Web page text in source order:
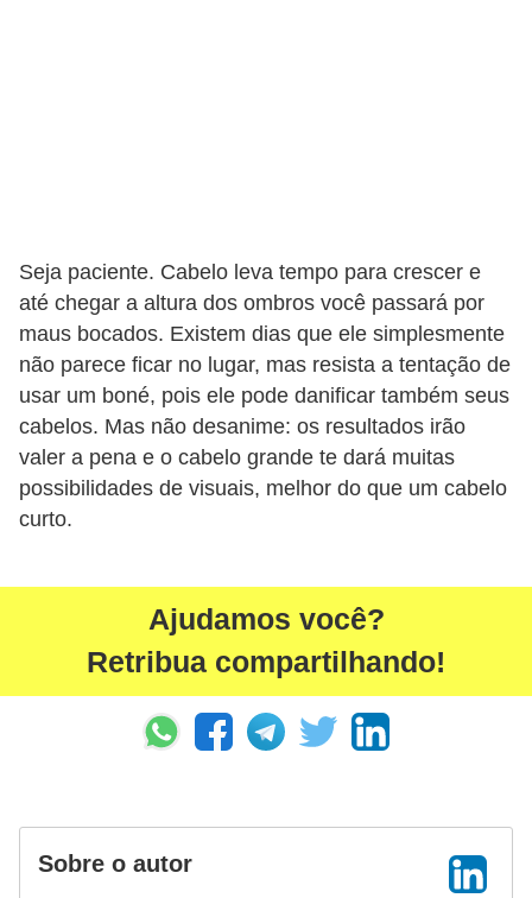
Seja paciente. Cabelo leva tempo para crescer e
até chegar a altura dos ombros você passará por
maus bocados. Existem dias que ele simplesmente
não parece ficar no lugar, mas resista a tentação de
usar um boné, pois ele pode danificar também seus
cabelos. Mas não desanime: os resultados irão
valer a pena e o cabelo grande te dará muitas
possibilidades de visuais, melhor do que um cabelo
curto.
Ajudamos você?
Retribua compartilhando!
Sobre o autor
i
o
s
S
a
ú
d
e